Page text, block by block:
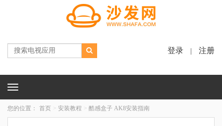
登录 注册
Toggle
您的位置： 首页 安装教程 酷感盒子 AK8安装指南